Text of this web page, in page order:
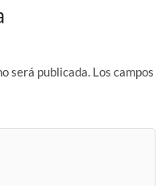
será publicada. Los campos